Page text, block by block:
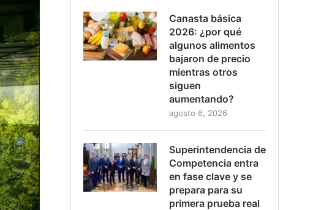
Canasta básica
2026: ¿por qué
algunos alimentos
bajaron de precio
mientras otros
siguen
aumentando?
agosto 6, 2026
Superintendencia de
Competencia entra
en fase clave y se
prepara para su
primera prueba real